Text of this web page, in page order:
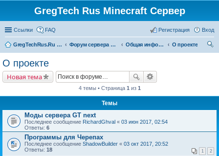
GregTech Rus Minecraft Сервер
Ссылки FAQ Вход
Регистрация
GregTechRus.Ru - На главную Форум сервера Minecraft Gregtech 1.7.10 Общая информация
О проекте
О проекте
Новая тема
4 темы • Страница 1 из 1
Темы
Моды сервера GT next
Последнее сообщение RichardGhval « 03 июн 2017, 02:54
Ответы: 6
Программы для Черепах
Последнее сообщение ShadowBuilder « 03 окт 2017, 20:52
Ответы: 18 1 2